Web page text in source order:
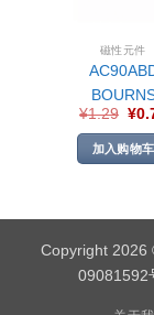
磁性元件
¥1.29 ¥
加入购物车
Copyright 2026
09081592